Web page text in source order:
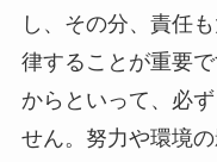
し、その分、責任
律することが重要
からといって、必
せん。努力や環境